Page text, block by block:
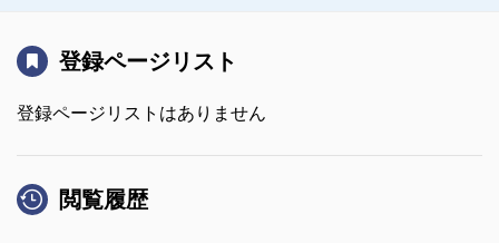
登録ページリスト
登録ページリストはありません
閲覧履歴